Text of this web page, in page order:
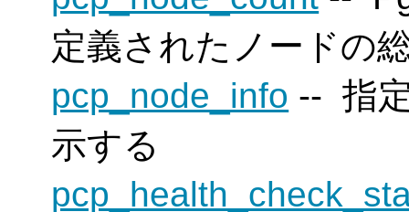
定義されたノードの
pcp_node_info -- 指
示する